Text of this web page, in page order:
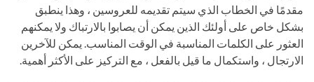
مقدمًا في الخطاب الذي سيتم تقديمه للعروسين ، وهذا ينطبق
بشكل خاص على أولئك الذين يمكن أن يصابوا بالارتباك ولا يمكنهم
العثور على الكلمات المناسبة في الوقت المناسب. يمكن للآخرين
الارتجال ، واستكمال ما قيل بالفعل ، مع التركيز على الأكثر أهمية.